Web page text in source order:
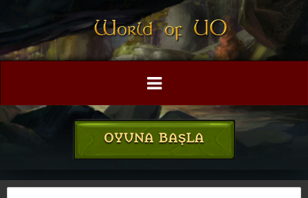
OYUNA BAŞLA